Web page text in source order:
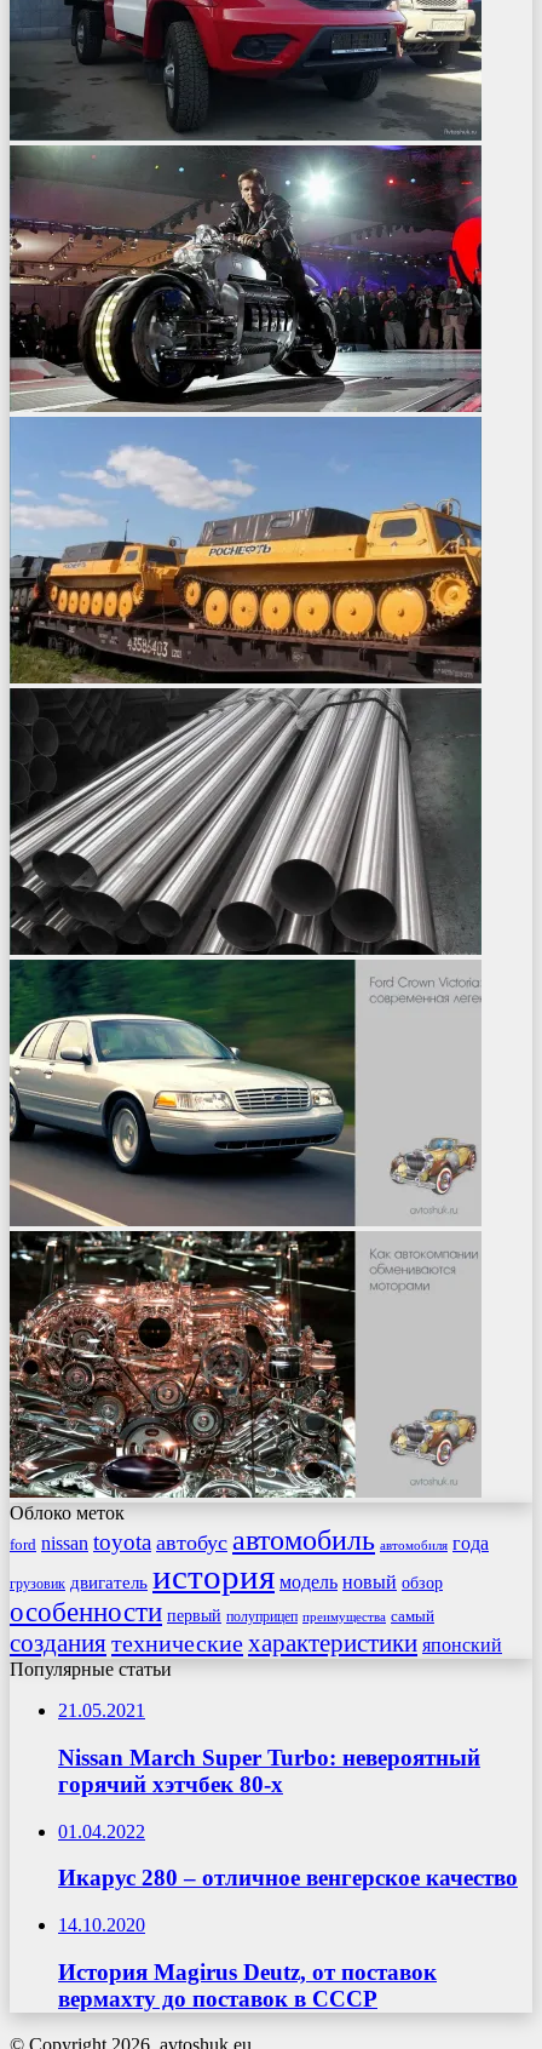
Облоко меток
ford nissan toyota автобус автомобиль автомобиля года
грузовик двигатель история модель новый обзор
особенности первый полуприцеп преимущества самый
созданиятехническиехарактеристики японский
Популярные статьи
21.05.2021
Nissan March Super Turbo: невероятный
горячий хэтчбек 80-х
01.04.2022
Икарус 280 – отличное венгерское качество
14.10.2020
История Magirus Deutz, от поставок
вермахту до поставок в СССР